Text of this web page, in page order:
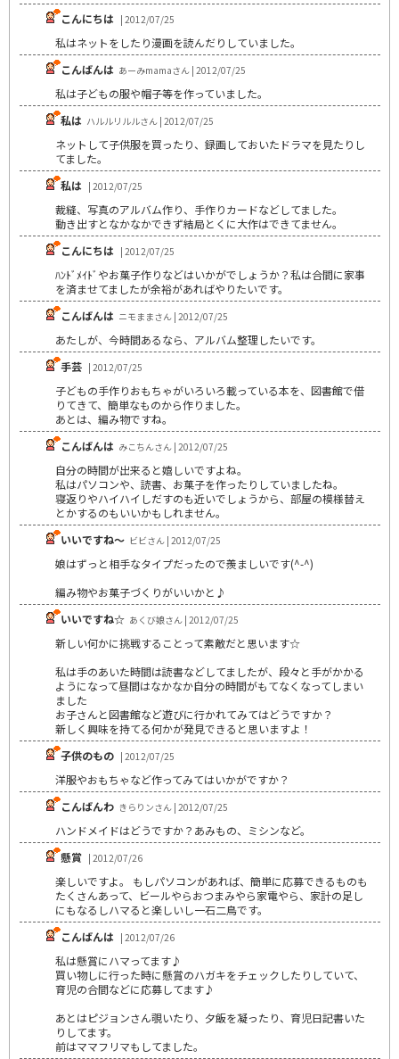
こんにちは | 2012/07/25
私はネットをしたり漫画を読んだりしていました。
こんばんは あーみmamaさん | 2012/07/25
私は子どもの服や帽子等を作っていました。
私は ハルルリルルさん | 2012/07/25
ネットして子供服を買ったり、録画しておいたドラマを見たりし
てました。
私は | 2012/07/25
裁縫、写真のアルバム作り、手作りカードなどしてました。
動き出すとなかなかできず結局とくに大作はできてません。
こんにちは | 2012/07/25
ﾊﾝﾄﾞﾒｲﾄﾞやお菓子作りなどはいかがでしょうか？私は合間に家事
を済ませてましたが余裕があればやりたいです。
こんばんは ニモままさん | 2012/07/25
あたしが、今時間あるなら、アルバム整理したいです。
手芸 | 2012/07/25
子どもの手作りおもちゃがいろいろ載っている本を、図書館で借
りてきて、簡単なものから作りました。
あとは、編み物ですね。
こんばんは みこちんさん | 2012/07/25
自分の時間が出来ると嬉しいですよね。
私はパソコンや、読書、お菓子を作ったりしていましたね。
寝返りやハイハイしだすのも近いでしょうから、部屋の模様替え
とかするのもいいかもしれません。
いいですね～ ビビさん | 2012/07/25
娘はずっと相手なタイプだったので羨ましいです(^-^)
編み物やお菓子づくりがいいかと♪
いいですね☆ あくび娘さん | 2012/07/25
新しい何かに挑戦することって素敵だと思います☆
私は手のあいた時間は読書などしてましたが、段々と手がかかる
ようになって昼間はなかなか自分の時間がもてなくなってしまい
ました
お子さんと図書館など遊びに行かれてみてはどうですか？
新しく興味を持てる何かが発見できると思いますよ！
子供のもの | 2012/07/25
洋服やおもちゃなど作ってみてはいかがですか？
こんばんわ きらりンさん | 2012/07/25
ハンドメイドはどうですか？あみもの、ミシンなど。
懸賞 | 2012/07/26
楽しいですよ。 もしパソコンがあれば、簡単に応募できるものも
たくさんあって、ビールやらおつまみやら家電やら、家計の足し
にもなるしハマると楽しいし一石二鳥です。
こんばんは | 2012/07/26
私は懸賞にハマってます♪
買い物しに行った時に懸賞のハガキをチェックしたりしていて、
育児の合間などに応募してます♪
あとはピジョンさん覗いたり、夕飯を凝ったり、育児日記書いた
りしてます。
前はママフリマもしてました。